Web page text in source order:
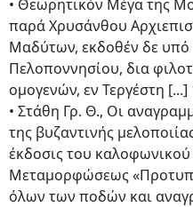
• Θεωρητικόν Μέγα της
παρά Χρυσάνθου
Μαδύτων, εκδοθέν δε
Πελοποννησίου, δια
ομογενών, εν Τεργέστη [...]
• Στάθη Γρ. Θ., Οι
της βυζαντινής
έκδοσις του
Μεταμορφώσεως
όλων των ποδών και